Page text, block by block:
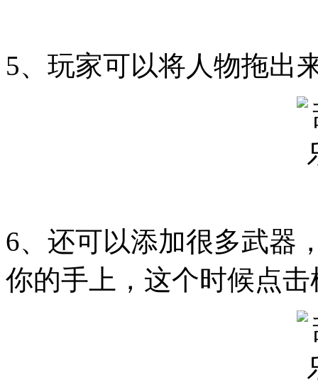
5、玩家可以将人物拖出
6、还可以添加很多武器
你的手上，这个时候点